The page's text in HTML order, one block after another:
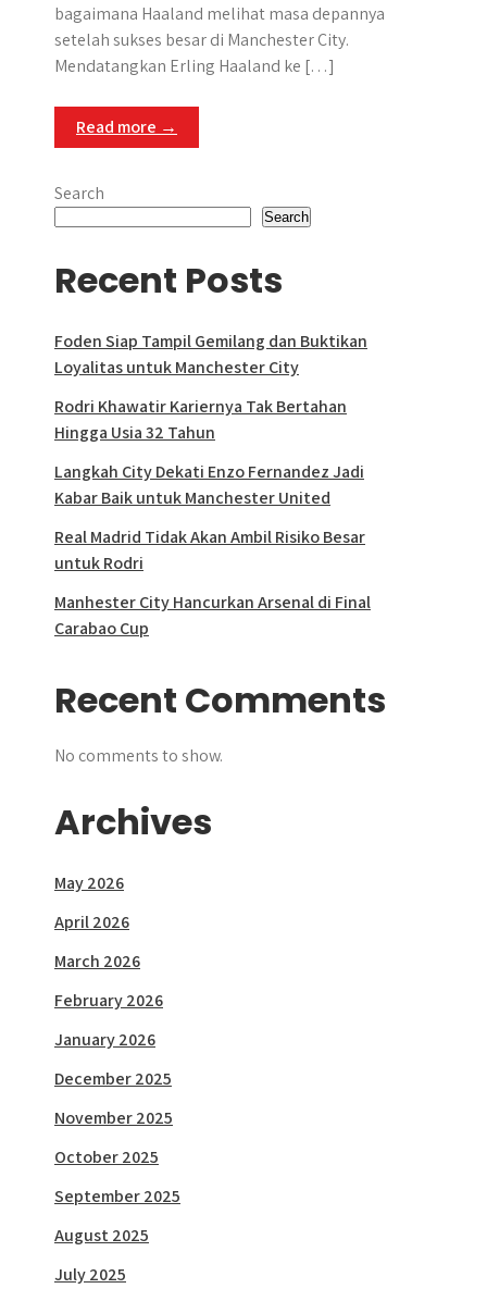
bagaimana Haaland melihat masa depannya
setelah sukses besar di Manchester City.
Mendatangkan Erling Haaland ke […]
Read more →
Search
Search
Recent Posts
Foden Siap Tampil Gemilang dan Buktikan
Loyalitas untuk Manchester City
Rodri Khawatir Kariernya Tak Bertahan
Hingga Usia 32 Tahun
Langkah City Dekati Enzo Fernandez Jadi
Kabar Baik untuk Manchester United
Real Madrid Tidak Akan Ambil Risiko Besar
untuk Rodri
Manhester City Hancurkan Arsenal di Final
Carabao Cup
Recent Comments
No comments to show.
Archives
May 2026
April 2026
March 2026
February 2026
January 2026
December 2025
November 2025
October 2025
September 2025
August 2025
July 2025